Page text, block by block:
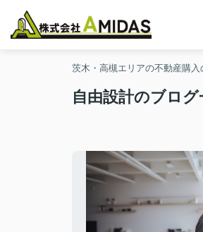
茨木・高槻エリアの不動産購
自由設計のブログ